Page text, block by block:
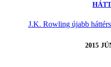
J.K. Rowling újabb
2015